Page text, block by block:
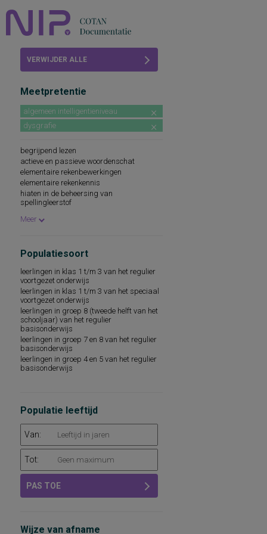
Abonneren
VERWIJDER ALLE
Meetpretentie
algemeen intelligentieniveau
dysgrafie
begrijpend lezen
actieve en passieve woordenschat
elementaire rekenbewerkingen
elementaire rekenkennis
hiaten in de beheersing van
spellingleerstof
leeswoordenschat
van motivatie
spelling van Nederlandse niet-
werkwoorden
Meer
Populatiesoort
leerlingen in klas 1 t/m 3 van het regulier
voortgezet onderwijs
leerlingen in klas 1 t/m 3 van het speciaal
voortgezet onderwijs
leerlingen in groep 8 (tweede helft van het
schooljaar) van het regulier
basisonderwijs
leerlingen in groep 7 en 8 van het regulier
basisonderwijs
leerlingen in groep 4 en 5 van het regulier
basisonderwijs
Populatie leeftijd
Van:
Tot:
PAS TOE
Wijze van afname